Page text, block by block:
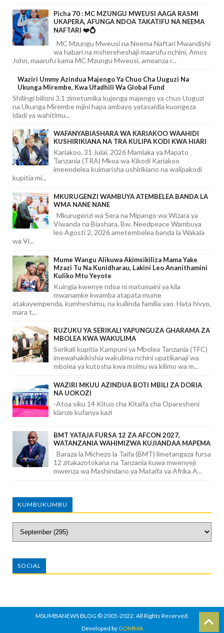
Picha 70 : MC MZUNGU MWEUSI AAGA RASMI
UKAPERA, AFUNGA NDOA TAKATIFU NA NEEMA
NAFTARI ❤️💍
MC Mzungu Mweusi na Neema Naftari Mwandishi
wa habari na mshereheshaji maarufu nchini, Amos
John, maarufu kama MC Mzungu Mweusi, ameanza r...
Waziri Ummy Azindua Majengo Ya Chuo Cha Uuguzi Na
Ukunga Mirembe, Kwa Ufadhili Wa Global Fund
Shilingi bilioni 3.1 zimetumika kujenga majengo ya chuo Uuguzi
na Ukunga Mirembe mjini hapa ambayo yatasaidia kuongeza
idadi ya wahitimu...
WAFANYABIASHARA WA KARIAKOO WAAHIDI
KUSHIRIKIANA NA TRA KULIPA KODI KWA HIARI
Kariakoo, 31 Julai, 2026 Mamlaka ya Mapato
Tanzania (TRA) Mkoa wa Kikodi Kariakoo
imeendelea kuimarisha ushirikiano na walipakodi
kupitia mi...
MKURUGENZI WAMBUYA ATEMBELEA BANDA LA
WMA NANE NANE
Mkurugenzi wa Sera na Mipango wa Wizara ya
Viwanda na Biashara, Bw. Needpeace Wambuya
leo Agosti 2, 2026 ametembelea banda la Wakala
wa Vi...
Mume Wangu Alikuwa Akimsikiliza Mama Yake
Mzazi Tu Na Kunidharau, Lakini Leo Ananithamini
Kuliko Mtu Yeyote
Kuingia kwenye ndoa ni matumaini ya kila
mwanamke kwamba atapata mume
atakayempenda, kumheshimu, na kuilinda familia yao. Hata hivyo,
mara t...
RUZUKU YA SERIKALI YAPUNGUZA GHARAMA ZA
MBOLEA KWA WAKULIMA
Serikali kupitia Kampuni ya Mbolea Tanzania (TFC)
imewahakikishia wakulima nchini upatikanaji wa
mbolea ya kutosha kwa msimu wa kilimo wa m...
WAZIRI MKUU AZINDUA BOTI MBILI ZA DORIA
NA UOKOZI
-Atoa siku 14 Kituo cha Kitaifa cha Oparesheni
kianze kufanya kazi
BMT YATAJA FURSA 12 ZA AFCON 2027,
WATANZANIA WAHIMIZWA KUJIANDAA MAPEMA
Baraza la Michezo la Taifa (BMT) limetangaza fursa
12 zitakazotokana na Tanzania kuwa mwenyeji
mwenza wa Mashindano ya Mataifa ya Afrika A...
KUMBUKUMBU
SOCIAL
MSUMBANEWS BLOG © 2005-2022. All Rights Reserved.
Developed byGOMMA